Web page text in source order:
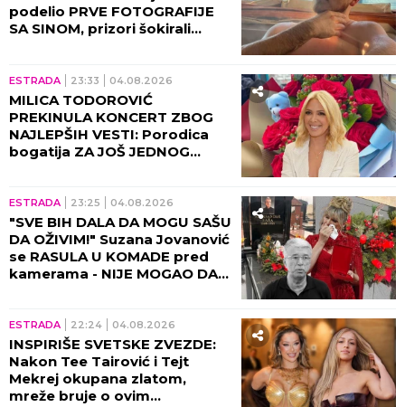
Pevačica iznela šok-detalje o
oženjenom ocu svog deteta!
ESTRADA 10:30 05.08.2026
POTRESNO OBRAĆANJE
JELENE KARLEUŠE, PEVAČICA
SVE PRIZNALA NAKON
POMIRENJA S DUŠKOM! Ovo ni
ESTRADA 09:30 05.08.2026
DA SE NAJEŽIŠ! HOROR U KUĆI
SAŠE POPOVIĆA NAKON
NJEGOVE SMRTI: Udovica
napokon obelodanila istinu,
09:01 05.08.2026
Baba Vanga i TAJNA avgusta:
Mesec velikih nebeskih
znakova donosi PROMENE za
ova 3 horoskopska znaka